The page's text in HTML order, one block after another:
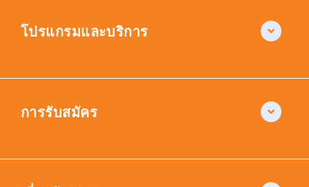
โปรแกรมและบริการ
การรับสมัคร